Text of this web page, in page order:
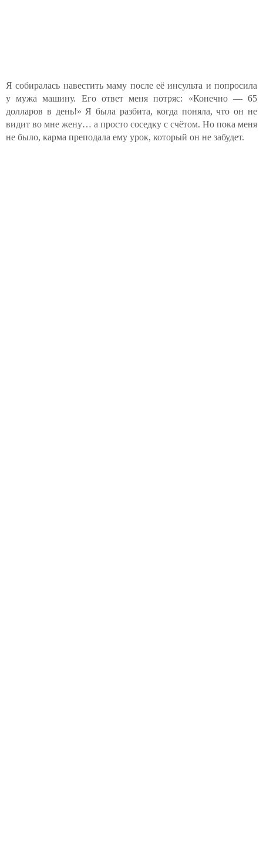
Я собиралась навестить маму после её инсульта и попросила
у мужа машину. Его ответ меня потряс: «Конечно — 65
долларов в день!» Я была разбита, когда поняла, что он не
видит во мне жену… а просто соседку с счётом. Но пока меня
не было, карма преподала ему урок, который он не забудет.